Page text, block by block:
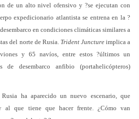
de un alto nivel ofensivo y ?se ejecutan con
expedicionario atlantista se entrena en la ?
en condiciones climáticas similares a
del norte de Rusia. Trident Junctureimplica a
y 65 navíos, entre estos ?últimos un
desembarco anfibio (portahelicópteros)
ha aparecido un nuevo escenario, que
al que tiene que hacer frente. ¿Cómo van